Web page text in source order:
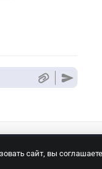
сайт, вы